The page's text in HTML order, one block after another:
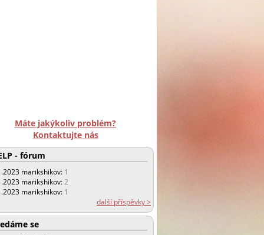
Máte jakýkoliv problém?
Kontaktujte nás
- fórum
marikshikov: 1
marikshikov:2
marikshikov: 1
další příspěvky >
se